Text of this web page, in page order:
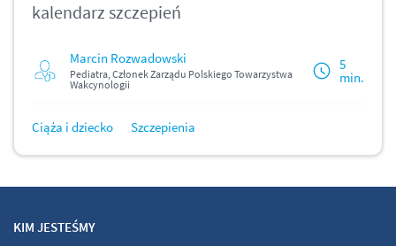
kalendarz szczepień
Marcin Rozwadowski
Pediatra, Członek Zarządu Polskiego Towarzystwa
Wakcynologii
5
min.
Ciąża i dziecko Szczepienia
KIM JESTEŚMY